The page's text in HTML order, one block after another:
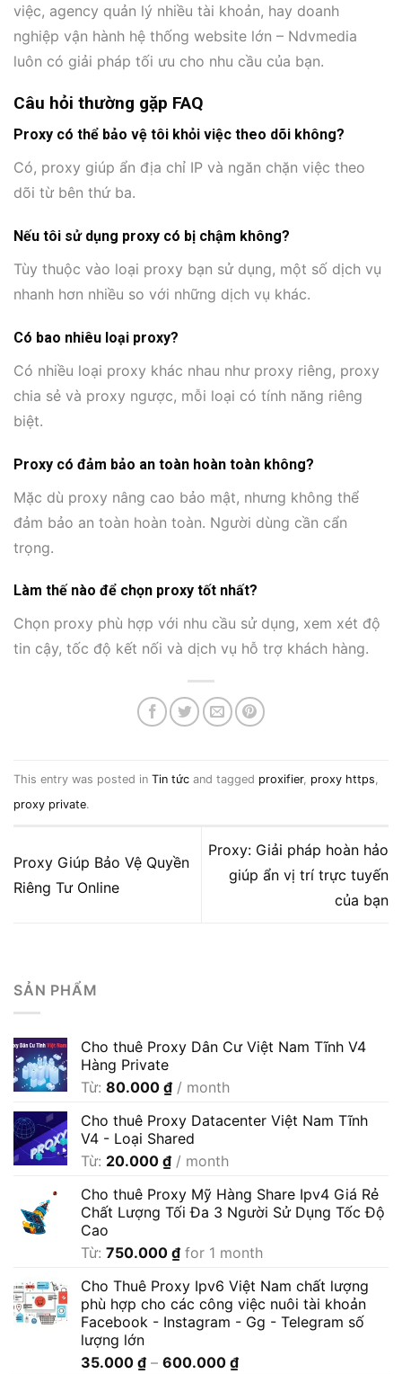
việc, agency quản lý nhiều tài khoản, hay doanh
nghiệp vận hành hệ thống website lớn – Ndvmedia
luôn có giải pháp tối ưu cho nhu cầu của bạn.
Câu hỏi thường gặp FAQ
Proxy có thể bảo vệ tôi khỏi việc theo dõi không?
Có, proxy giúp ẩn địa chỉ IP và ngăn chặn việc theo
dõi từ bên thứ ba.
Nếu tôi sử dụng proxy có bị chậm không?
Tùy thuộc vào loại proxy bạn sử dụng, một số dịch vụ
nhanh hơn nhiều so với những dịch vụ khác.
Có bao nhiêu loại proxy?
Có nhiều loại proxy khác nhau như proxy riêng, proxy
chia sẻ và proxy ngược, mỗi loại có tính năng riêng
biệt.
Proxy có đảm bảo an toàn hoàn toàn không?
Mặc dù proxy nâng cao bảo mật, nhưng không thể
đảm bảo an toàn hoàn toàn. Người dùng cần cẩn
trọng.
Làm thế nào để chọn proxy tốt nhất?
Chọn proxy phù hợp với nhu cầu sử dụng, xem xét độ
tin cậy, tốc độ kết nối và dịch vụ hỗ trợ khách hàng.
This entry was posted in Tin tức and tagged proxifier, proxy https
proxy private.
Proxy Giúp Bảo Vệ Quyền
Riêng Tư Online
Proxy: Giải pháp hoàn hảo
giúp ẩn vị trí trực tuyến
của bạn
SẢN PHẨM
Cho thuê Proxy Dân Cư Việt Nam Tĩnh V4
Hàng Private
Từ: 80.000 ₫ / month
Cho thuê Proxy Datacenter Việt Nam Tĩnh
V4 - Loại Shared
Từ: 20.000 ₫ / month
Cho thuê Proxy Mỹ Hàng Share Ipv4 Giá Rẻ
Chất Lượng Tối Đa 3 Người Sử Dụng Tốc Độ
Cao
Từ: 750.000 ₫ for 1 month
Cho Thuê Proxy Ipv6 Việt Nam chất lượng
phù hợp cho các công việc nuôi tài khoản
Facebook - Instagram - Gg - Telegram số
lượng lớn
35.000 ₫ – 600.000 ₫Khoảng